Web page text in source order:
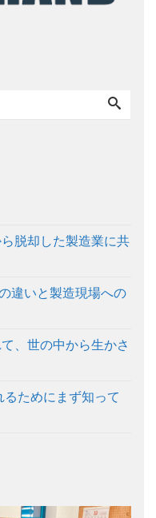
脱却した製造業に共
違いと製造現場への
、世の中から生かさ
ためにまず知って